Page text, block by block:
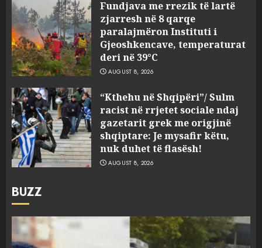
Fundjava me rrezik të lartë
zjarresh në 8 qarqe
paralajmëron Instituti i
Gjeoshkencave, temperaturat
deri në 39°C
AUGUST 8, 2026
“Kthehu në Shqipëri”/ Sulm
racist në rrjetet sociale ndaj
gazetarit grek me origjinë
shqiptare: Je mysafir këtu,
nuk duhet të flasësh!
AUGUST 8, 2026
BUZZ